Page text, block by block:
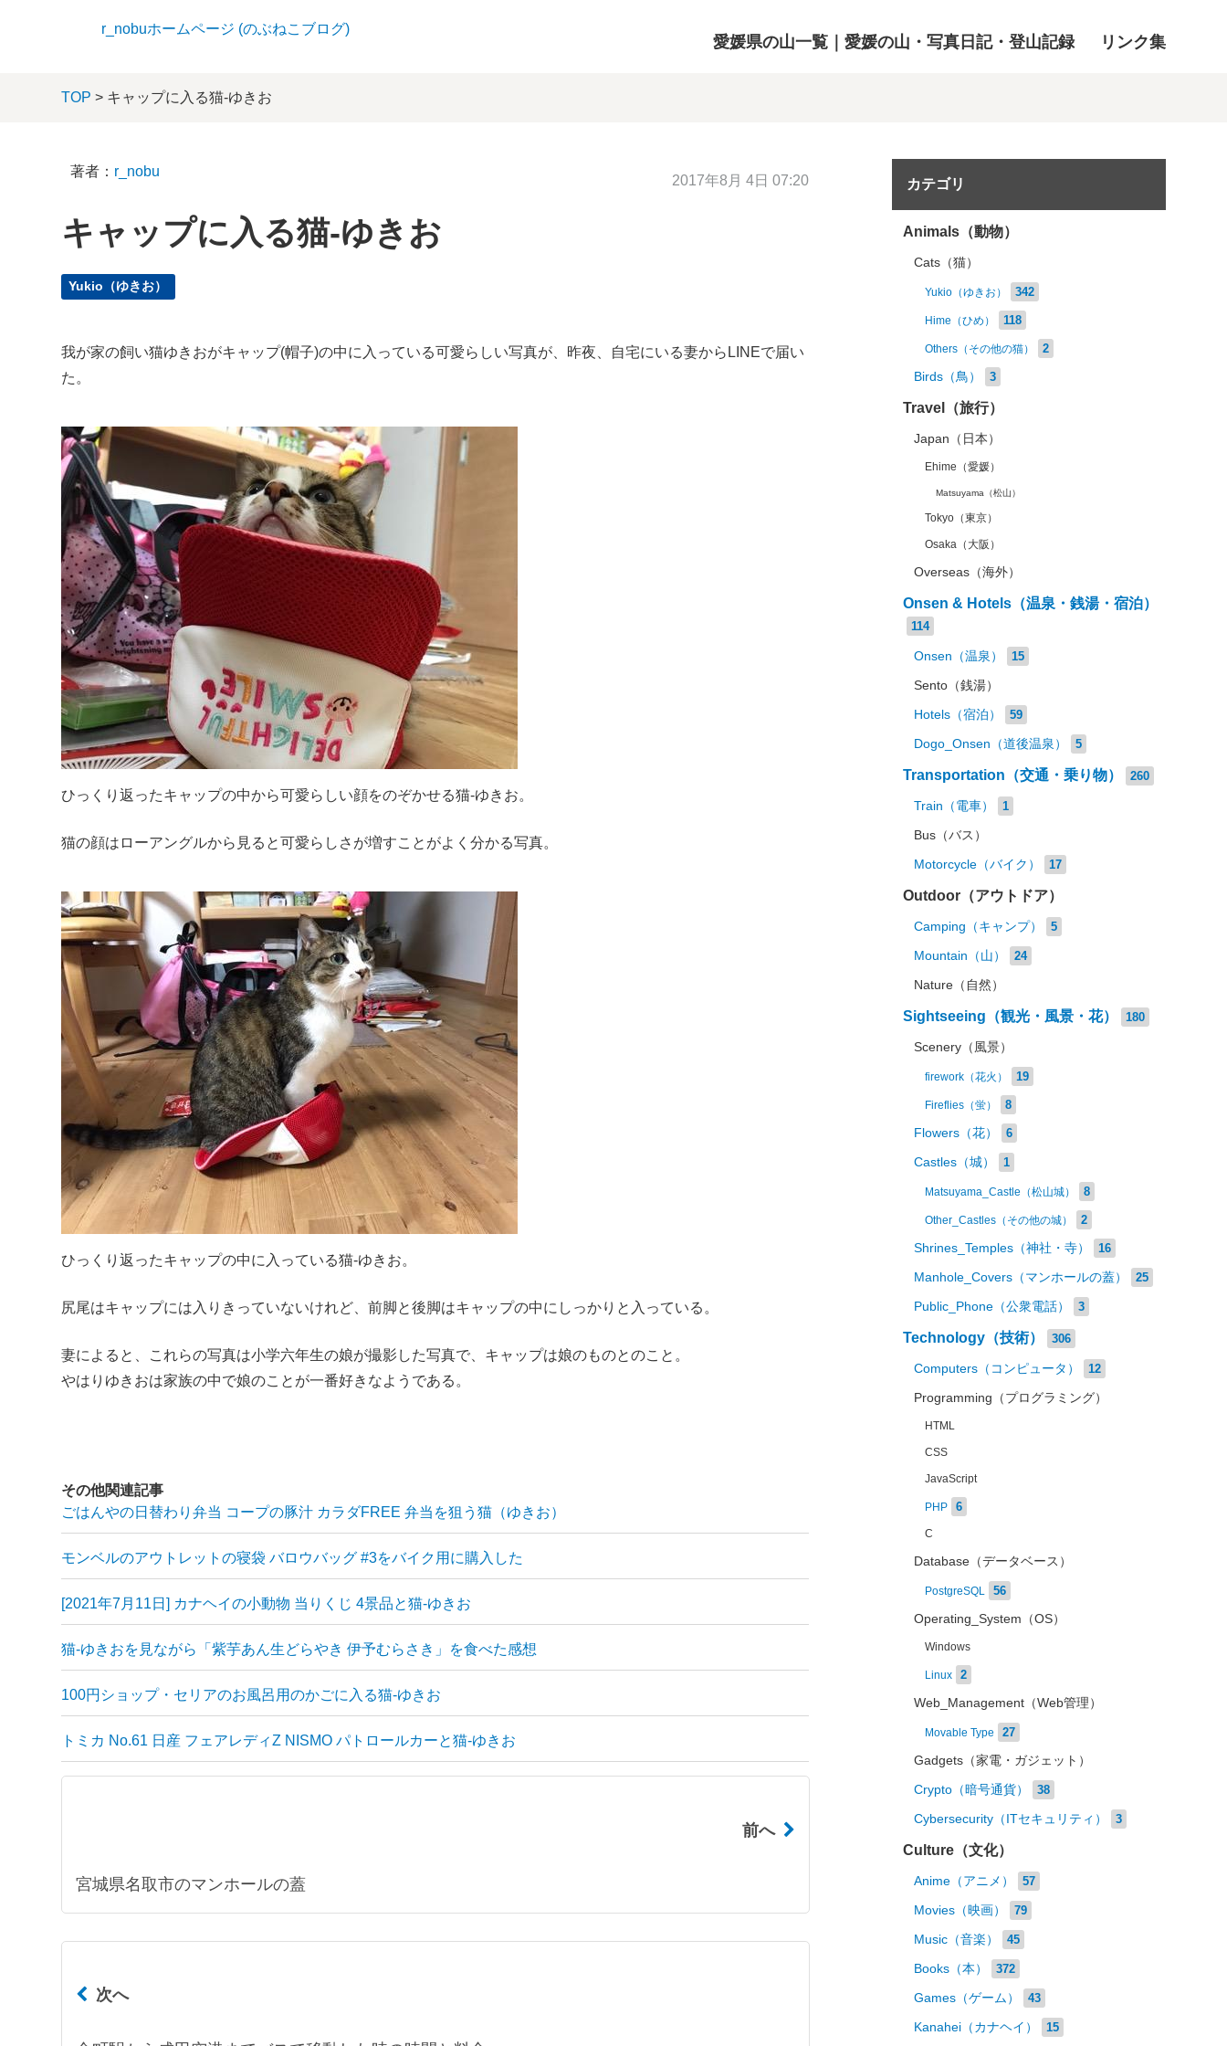
r_nobuホームページ (のぶねこブログ)
愛媛県の山一覧｜愛媛の山・写真日記・登山記録 リンク集
TOP > キャップに入る猫-ゆきお
著者： r_nobu
2017年8月 4日 07:20
キャップに入る猫-ゆきお
Yukio（ゆきお）
我が家の飼い猫ゆきおがキャップ(帽子)の中に入っている可愛らしい写真が、昨夜、自宅にいる妻からLINEで届い
た。
ひっくり返ったキャップの中から可愛らしい顔をのぞかせる猫-ゆきお。
猫の顔はローアングルから見ると可愛らしさが増すことがよく分かる写真。
ひっくり返ったキャップの中に入っている猫-ゆきお。
尻尾はキャップには入りきっていないけれど、前脚と後脚はキャップの中にしっかりと入っている。
妻によると、これらの写真は小学六年生の娘が撮影した写真で、キャップは娘のものとのこと。
やはりゆきおは家族の中で娘のことが一番好きなようである。
その他関連記事
ごはんやの日替わり弁当 コープの豚汁 カラダFREE 弁当を狙う猫（ゆきお）
モンベルのアウトレットの寝袋 バロウバッグ #3をバイク用に購入した
[2021年7月11日] カナヘイの小動物 当りくじ 4景品と猫-ゆきお
猫-ゆきおを見ながら「紫芋あん生どらやき 伊予むらさき」を食べた感想
100円ショップ・セリアのお風呂用のかごに入る猫-ゆきお
トミカ No.61 日産 フェアレディZ NISMO パトロールカーと猫-ゆきお
前へ
宮城県名取市のマンホールの蓋
次へ
カテゴリ
Animals（動物）
Cats（猫）
Yukio（ゆきお） 342
Hime（ひめ） 118
Others（その他の猫） 2
Birds（鳥） 3
Travel（旅行）
Japan（日本）
Ehime（愛媛）
Matsuyama（松山）
Tokyo（東京）
Osaka（大阪）
Overseas（海外）
Onsen & Hotels（温泉・銭湯・宿泊）
114
Onsen（温泉） 15
Sento（銭湯）
Hotels（宿泊） 59
Dogo_Onsen（道後温泉） 5
Transportation（交通・乗り物） 260
Train（電車） 1
Bus（バス）
Motorcycle（バイク） 17
Outdoor（アウトドア）
Camping（キャンプ） 5
Mountain（山） 24
Nature（自然）
Sightseeing（観光・風景・花） 180
Scenery（風景）
firework（花火） 19
Fireflies（蛍） 8
Flowers（花） 6
Castles（城） 1
Matsuyama_Castle（松山城） 8
Other_Castles（その他の城） 2
Shrines_Temples（神社・寺） 16
Manhole_Covers（マンホールの蓋） 25
Public_Phone（公衆電話） 3
Technology（技術） 306
Computers（コンピュータ） 12
Programming（プログラミング）
HTML
CSS
JavaScript
PHP 6
C
Database（データベース）
PostgreSQL 56
Operating_System（OS）
Windows
Linux 2
Web_Management（Web管理）
Movable Type 27
Gadgets（家電・ガジェット）
Crypto（暗号通貨） 38
Cybersecurity（ITセキュリティ） 3
Culture（文化）
Anime（アニメ） 57
Movies（映画） 79
Music（音楽） 45
Books（本） 372
Games（ゲーム） 43
Kanahei（カナヘイ） 15